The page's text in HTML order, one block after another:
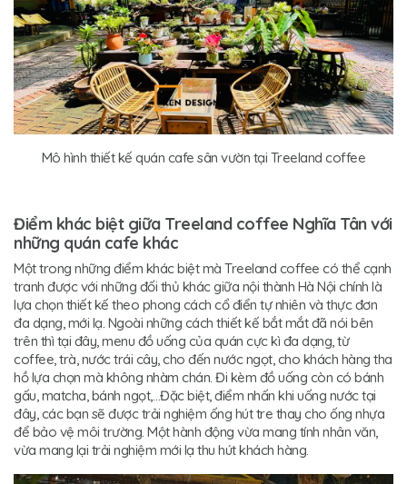
Mô hình thiết kế quán cafe sân vườn tại Treeland coffee
Điểm khác biệt giữa Treeland coffee Nghĩa Tân với
những quán cafe khác
Một trong những điểm khác biệt mà Treeland coffee có thể cạnh
tranh được với những đối thủ khác giữa nội thành Hà Nội chính là
lựa chọn thiết kế theo phong cách cổ điển tự nhiên và thực đơn
đa dạng, mới lạ. Ngoài những cách thiết kế bắt mắt đã nói bên
trên thì tại đây, menu đồ uống của quán cực kì đa dạng, từ
coffee, trà, nước trái cây, cho đến nước ngọt, cho khách hàng tha
hồ lựa chọn mà không nhàm chán. Đi kèm đồ uống còn có bánh
gấu, matcha, bánh ngọt,…Đặc biệt, điểm nhấn khi uống nước tại
đây, các bạn sẽ được trải nghiệm ống hút tre thay cho ống nhựa
để bảo vệ môi trường. Một hành động vừa mang tính nhân văn,
vừa mang lại trải nghiệm mới lạ thu hút khách hàng.